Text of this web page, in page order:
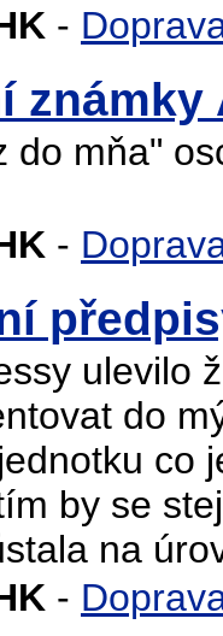
-
známky
do mňa"
-
ulevilo
do
co
by se
na
-